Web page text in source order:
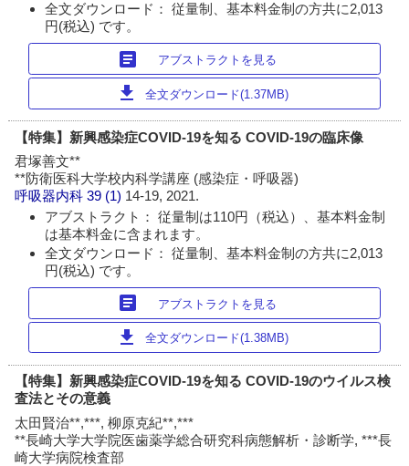
全文ダウンロード： 従量制、基本料金制の方共に2,013
円(税込) です。
article アブストラクトを見る
download 全文ダウンロード(1.37MB)
【特集】新興感染症COVID-19を知る COVID-19の臨床像
君塚善文**
**防衛医科大学校内科学講座 (感染症・呼吸器)
呼吸器内科 39 (1) 14-19, 2021.
アブストラクト： 従量制は110円（税込）、基本料金制
は基本料金に含まれます。
全文ダウンロード： 従量制、基本料金制の方共に2,013
円(税込) です。
article アブストラクトを見る
download 全文ダウンロード(1.38MB)
【特集】新興感染症COVID-19を知る COVID-19のウイルス検
査法とその意義
太田賢治**,***, 柳原克紀**,***
**長崎大学大学院医歯薬学総合研究科病態解析・診断学, ***長
崎大学病院検査部